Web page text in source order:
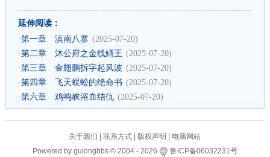
延伸阅读：
·第一章 滇南八寨 (2025-07-20)
·第二章 沐公府之金线鳝王 (2025-07-20)
·第三章 金翅鹏拆字起风波 (2025-07-20)
·第四章 飞天蜈蚣的绝命书 (2025-07-20)
·第六章 鸡鸣峡浴血结仇 (2025-07-20)
关于我们 |联系方式 版权声明
电脑网站
Powered by gulongbbs ©2004 - 2026 鲁ICP备06032231号